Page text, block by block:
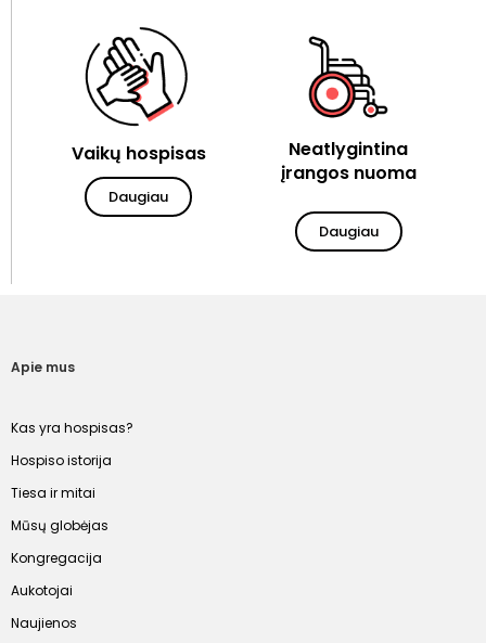
Vaikų hospisas
Daugiau
Neatlygintina
įrangos nuoma
Daugiau
Apie mus
Kas yra hospisas?
Hospiso istorija
Tiesa ir mitai
Mūsų globėjas
Kongregacija
Aukotojai
Naujienos